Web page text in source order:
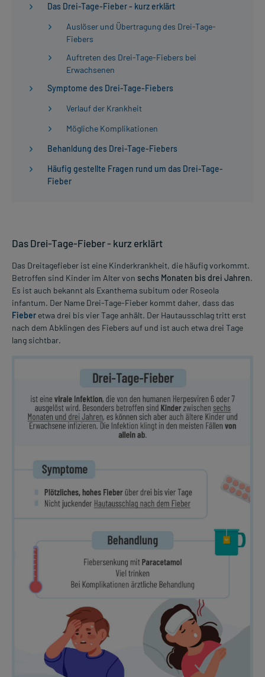
Das Drei-Tage-Fieber - kurz erklärt
Auslöser und Übertragung des Drei-Tage-
Fiebers
Auftreten des Drei-Tage-Fiebers bei
Erwachsenen
Symptome des Drei-Tage-Fiebers
Verlauf der Krankheit
Mögliche Komplikationen
Behanldung des Drei-Tage-Fiebers
Häufig gestellte Fragen rund um das Drei-Tage-
Fieber
Das Drei-Tage-Fieber - kurz erklärt
Das Dreitagefieber ist eine Kinderkrankheit, die häufig vorkommt.
Betroffen sind Kinder im Alter von sechs Monaten bis drei Jahren.
Es ist auch bekannt als Exanthema subitum oder Roseola
infantum. Der Name Drei-Tage-Fieber kommt daher, dass das
Fieber etwa drei bis vier Tage anhält. Der Hautausschlag tritt erst
nach dem Abklingen des Fiebers auf und ist auch etwa drei Tage
lang sichtbar.